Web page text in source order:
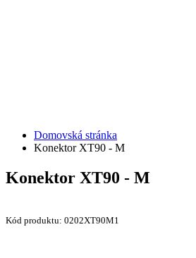
Domovská stránka
Konektor XT90 - M
Konektor XT90 - M
Kód produktu: 0202XT90M1